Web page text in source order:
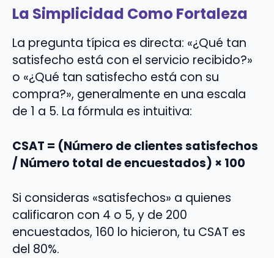
La Simplicidad Como Fortaleza
La pregunta típica es directa: «¿Qué tan
satisfecho está con el servicio recibido?»
o «¿Qué tan satisfecho está con su
compra?», generalmente en una escala
de 1 a 5. La fórmula es intuitiva:
CSAT = (Número de clientes satisfechos
/ Número total de encuestados) × 100
Si consideras «satisfechos» a quienes
calificaron con 4 o 5, y de 200
encuestados, 160 lo hicieron, tu CSAT es
del 80%.